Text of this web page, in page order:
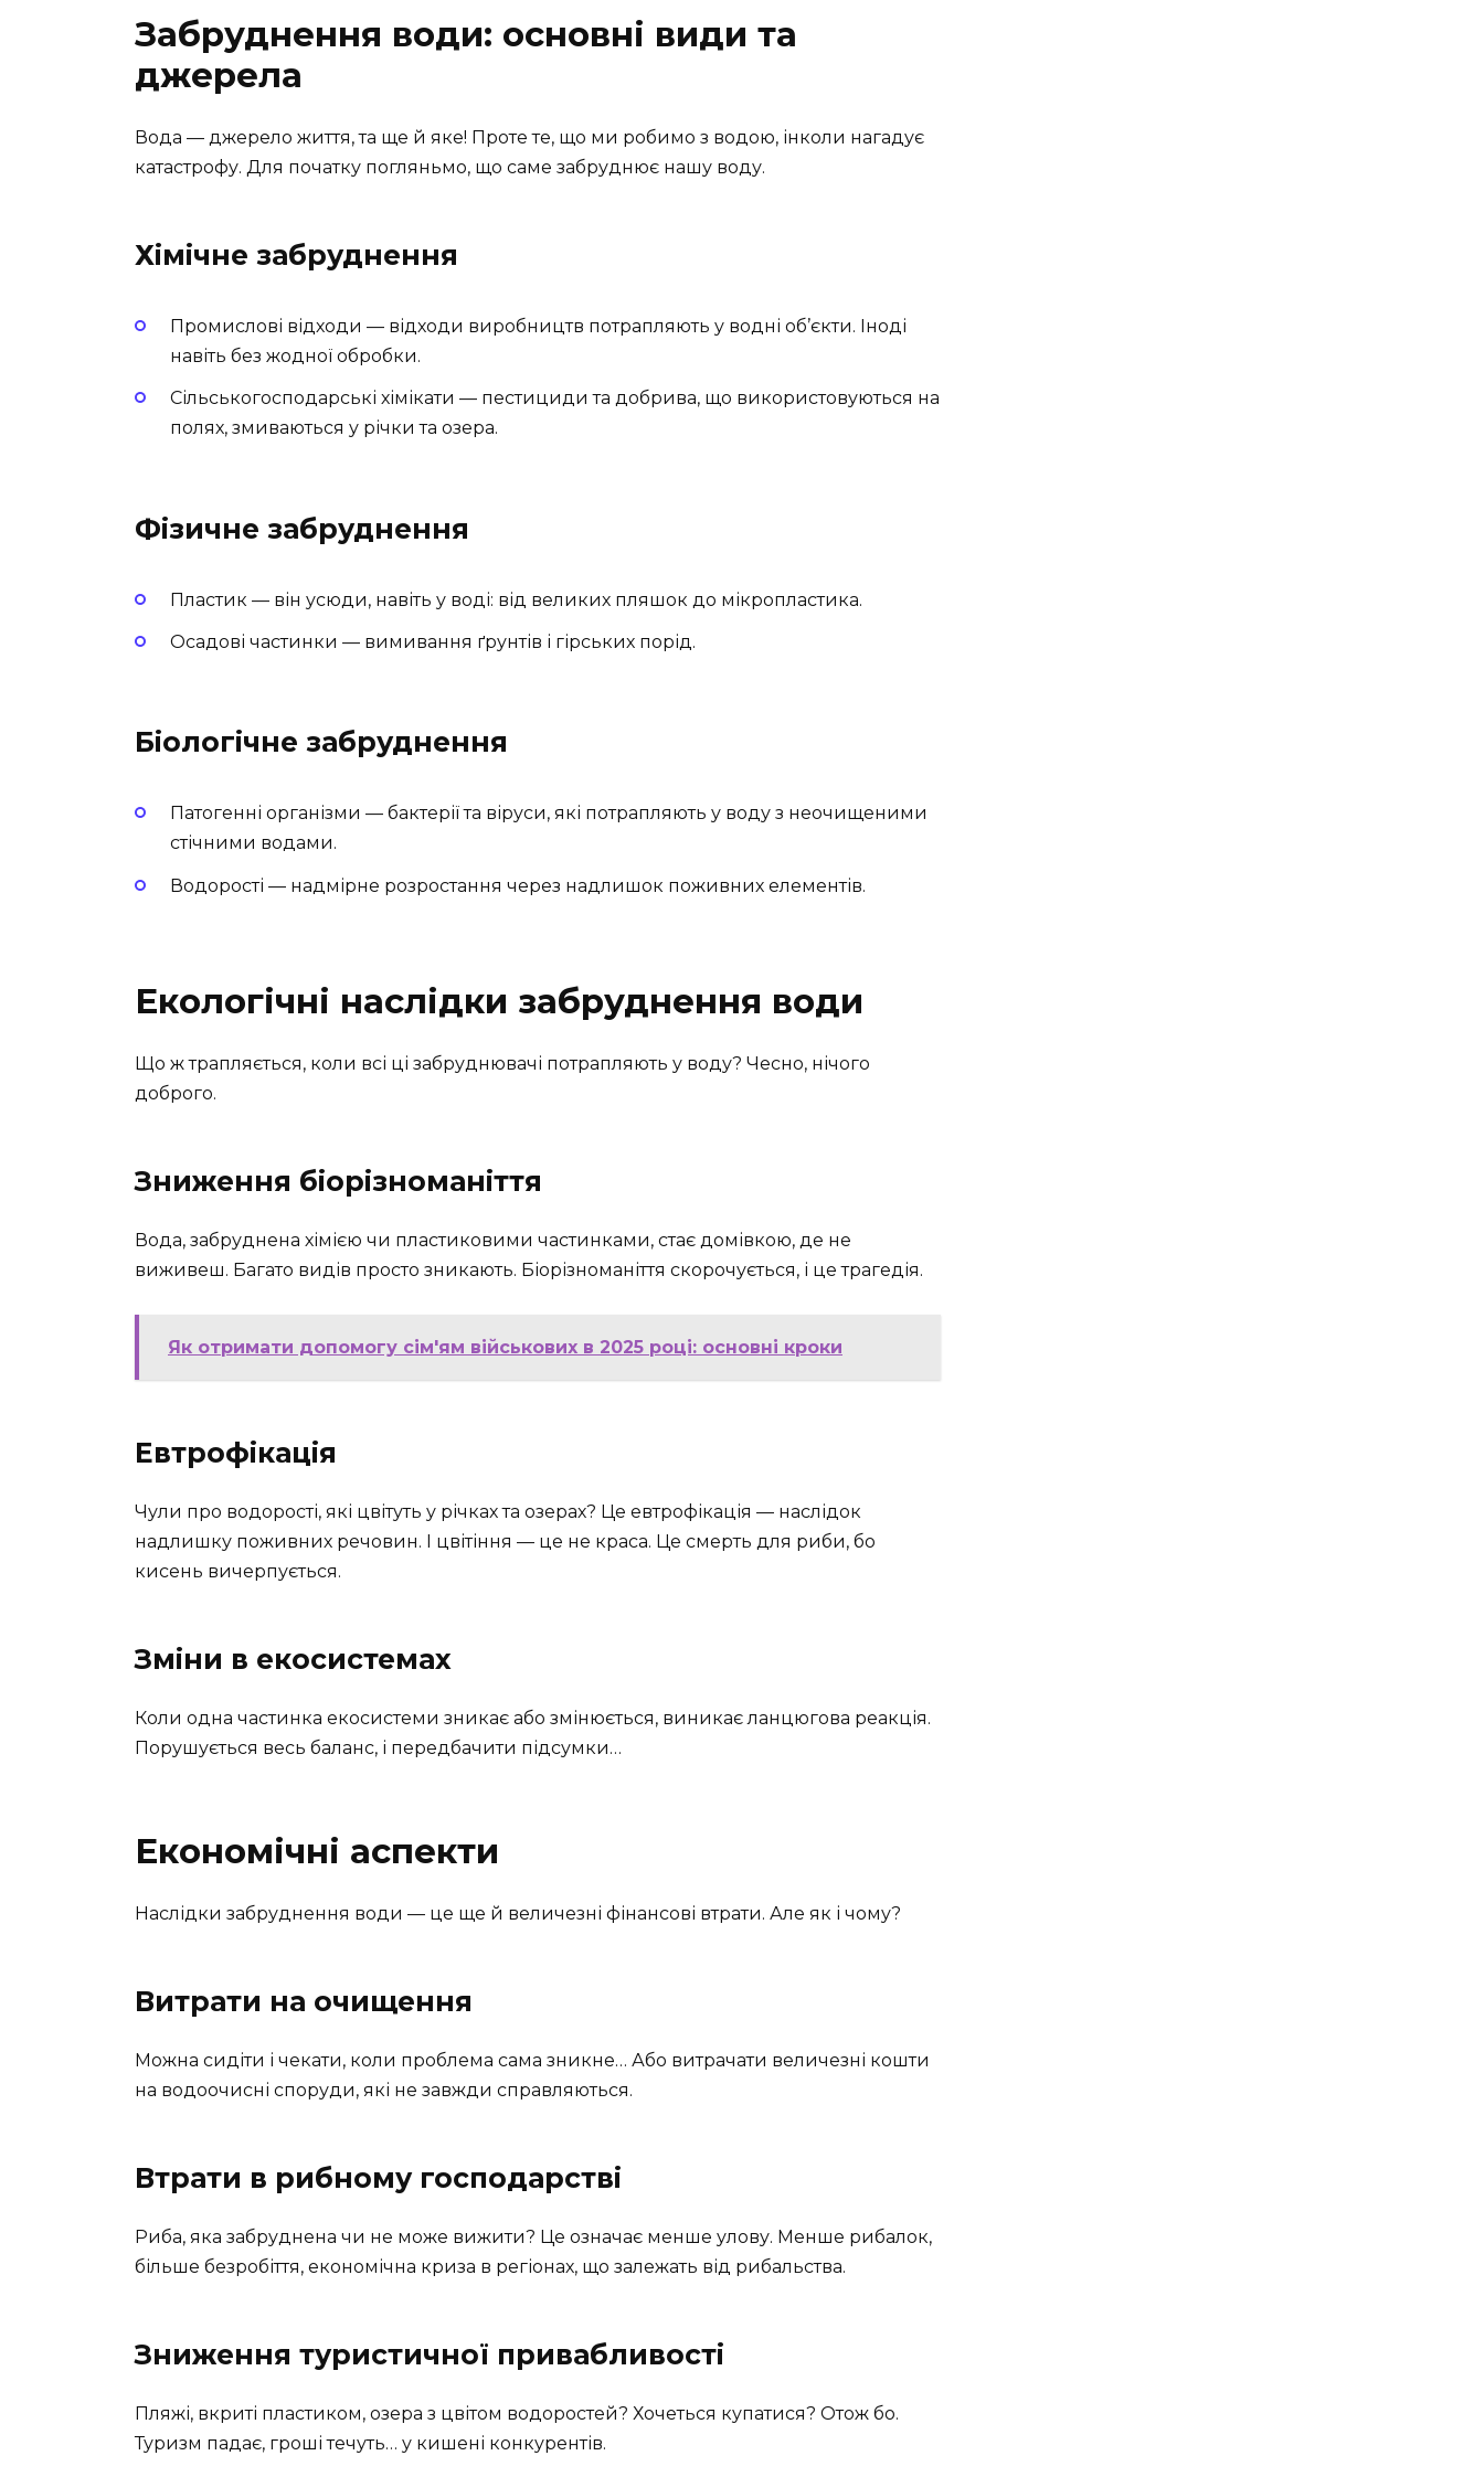
Забруднення води: основні види та
джерела
Вода — джерело життя, та ще й яке! Проте те, що ми робимо з водою, інколи нагадує
катастрофу. Для початку погляньмо, що саме забруднює нашу воду.
Хімічне забруднення
Промислові відходи — відходи виробництв потрапляють у водні об’єкти. Іноді
навіть без жодної обробки.
Сільськогосподарські хімікати — пестициди та добрива, що використовуються на
полях, змиваються у річки та озера.
Фізичне забруднення
Пластик — він усюди, навіть у воді: від великих пляшок до мікропластика.
Осадові частинки — вимивання ґрунтів і гірських порід.
Біологічне забруднення
Патогенні організми — бактерії та віруси, які потрапляють у воду з неочищеними
стічними водами.
Водорості — надмірне розростання через надлишок поживних елементів.
Екологічні наслідки забруднення води
Що ж трапляється, коли всі ці забруднювачі потрапляють у воду? Чесно, нічого
доброго.
Зниження біорізноманіття
Вода, забруднена хімією чи пластиковими частинками, стає домівкою, де не
виживеш. Багато видів просто зникають. Біорізноманіття скорочується, і це трагедія.
Як отримати допомогу сім'ям військових в 2025 році: основні кроки
Евтрофікація
Чули про водорості, які цвітуть у річках та озерах? Це евтрофікація — наслідок
надлишку поживних речовин. І цвітіння — це не краса. Це смерть для риби, бо
кисень вичерпується.
Зміни в екосистемах
Коли одна частинка екосистеми зникає або змінюється, виникає ланцюгова реакція.
Порушується весь баланс, і передбачити підсумки…
Економічні аспекти
Наслідки забруднення води — це ще й величезні фінансові втрати. Але як і чому?
Витрати на очищення
Можна сидіти і чекати, коли проблема сама зникне… Або витрачати величезні кошти
на водоочисні споруди, які не завжди справляються.
Втрати в рибному господарстві
Риба, яка забруднена чи не може вижити? Це означає менше улову. Менше рибалок,
більше безробіття, економічна криза в регіонах, що залежать від рибальства.
Зниження туристичної привабливості
Пляжі, вкриті пластиком, озера з цвітом водоростей? Хочеться купатися? Отож бо.
Туризм падає, гроші течуть… у кишені конкурентів.